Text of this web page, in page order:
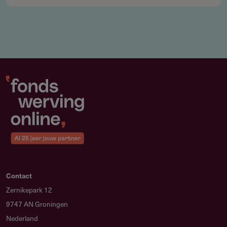
toegangsticket voor de jaarlijkse SGA-rondes in FY 2027
en FY 2028
Subsidieadvies
Hoe maak je je aanvraag sterker?
het signaleren van nieuwe klimaat- en
milieuproblematiek.
Contact
Zernikepark 12
9747 AN Groningen
Nederland